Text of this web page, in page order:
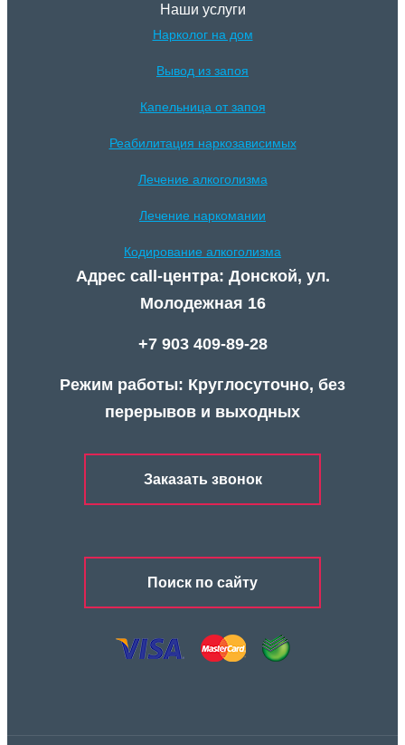
Наши услуги
Нарколог на дом
Вывод из запоя
Капельница от запоя
Реабилитация наркозависимых
Лечение алкоголизма
Лечение наркомании
Кодирование алкоголизма
Адрес call-центра: Донской, ул.
Молодежная 16
+7 903 409-89-28
Режим работы: Круглосуточно, без
перерывов и выходных
Заказать звонок
Поиск по сайту